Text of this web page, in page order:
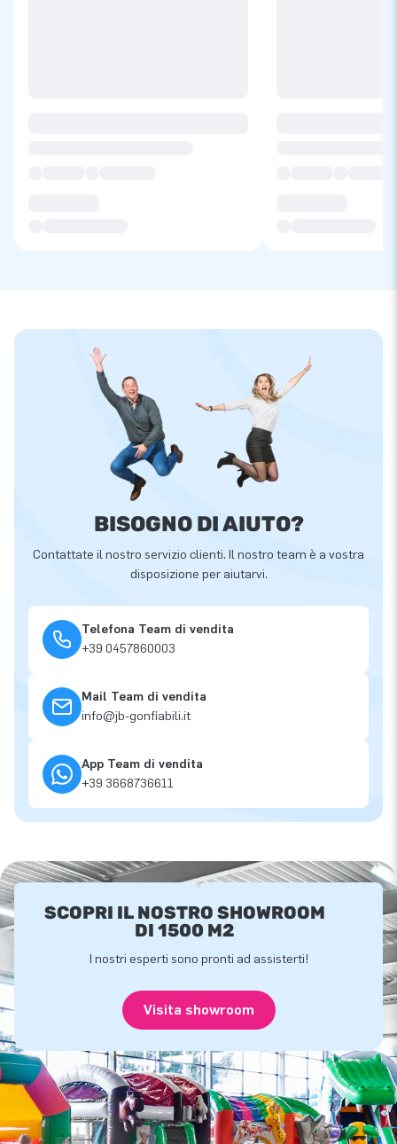
BISOGNO DI AIUTO?
Contattate il nostro servizio clienti. Il nostro team è a vostra
disposizione per aiutarvi.
Telefona Team di vendita
+39 0457860003
Mail Team di vendita
info@jb-gonfiabili.it
App Team di vendita
+39 3668736611
SCOPRI IL NOSTRO SHOWROOM
DI 1500 M2
I nostri esperti sono pronti ad assisterti!
Visita showroom